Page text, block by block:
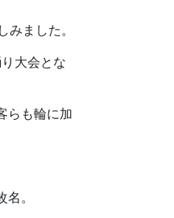
ました。
大会とな
らも輪に加
。